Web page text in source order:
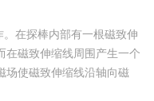
在探棒内部有一根磁致伸
在磁致伸缩线周围产生一个
场使磁致伸缩线沿轴向磁